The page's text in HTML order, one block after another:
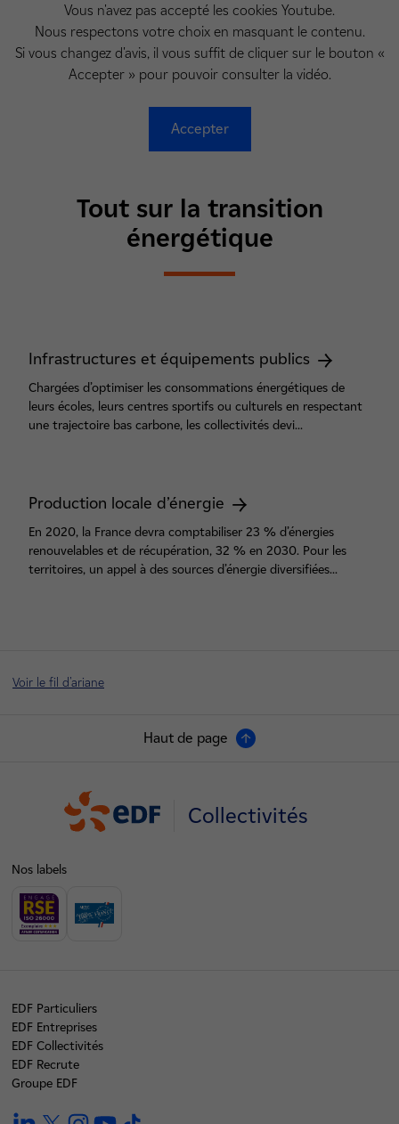
Vous n'avez pas accepté les cookies Youtube.
Nous respectons votre choix en masquant le contenu.
Si vous changez d'avis, il vous suffit de cliquer sur le bouton «
Accepter » pour pouvoir consulter la vidéo.
Accepter
Tout sur la transition
énergétique
Infrastructures et équipements publics
Chargées d’optimiser les consommations énergétiques de
leurs écoles, leurs centres sportifs ou culturels en respectant
une trajectoire bas carbone, les collectivités devi...
Production locale d’énergie
En 2020, la France devra comptabiliser 23 % d’énergies
renouvelables et de récupération, 32 % en 2030. Pour les
territoires, un appel à des sources d’énergie diversifiées...
Voir le fil d'ariane
Haut de page
Collectivités
Nos labels
EDF Particuliers
EDF Entreprises
EDF Collectivités
EDF Recrute
Groupe EDF
linkedintwitterinstagramyoutube